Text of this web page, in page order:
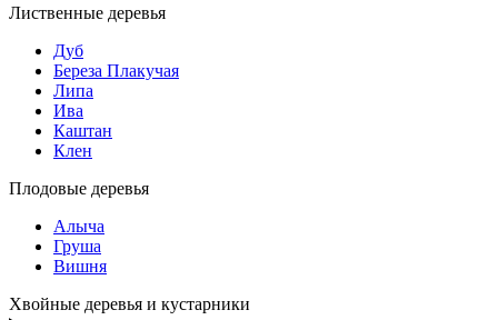
Лиственные деревья
Дуб
Береза Плакучая
Липа
Ива
Каштан
Клен
Плодовые деревья
Алыча
Груша
Вишня
Хвойные деревья и кустарники